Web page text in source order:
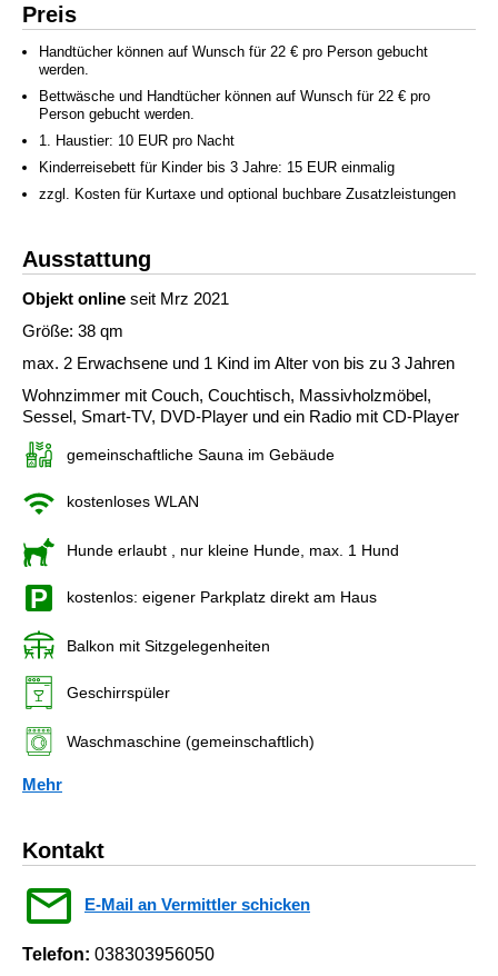
Preis
Handtücher können auf Wunsch für 22 € pro Person gebucht
werden.
Bettwäsche und Handtücher können auf Wunsch für 22 € pro
Person gebucht werden.
1. Haustier: 10 EUR pro Nacht
Kinderreisebett für Kinder bis 3 Jahre: 15 EUR einmalig
zzgl. Kosten für Kurtaxe und optional buchbare Zusatzleistungen
Ausstattung
Objekt online seit Mrz 2021
Größe: 38 qm
max. 2 Erwachsene und 1 Kind im Alter von bis zu 3 Jahren
Wohnzimmer mit Couch, Couchtisch, Massivholzmöbel,
Sessel, Smart-TV, DVD-Player und ein Radio mit CD-Player
gemeinschaftliche Sauna im Gebäude
kostenloses WLAN
Hunde erlaubt , nur kleine Hunde, max. 1 Hund
kostenlos: eigener Parkplatz direkt am Haus
Balkon mit Sitzgelegenheiten
Geschirrspüler
Waschmaschine (gemeinschaftlich)
Mehr
Kontakt
E-Mail an Vermittler schicken
Telefon: 038303956050